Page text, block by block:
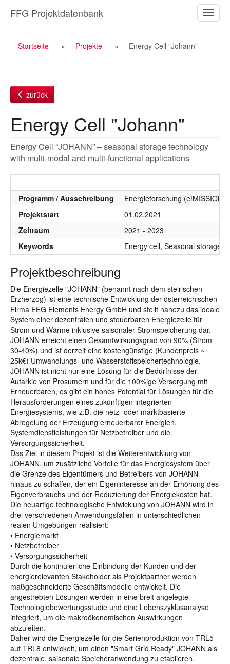
Inhalt
ein-/
FFG Projektdatenbank
Breadcrumb
Startseite Projekte Energy Cell "Johann"
zurück
Energy Cell "Johann"
Energy Cell “JOHANN” – seasonal storage technology
with multi-modal and multi-functional applications
Programm / Ausschreibung
Energieforschung
Projektstart
01.02.2021
Zeitraum
2021 - 2023
Keywords
Energy cell, Seasonal storage,
Projektbeschreibung
Die Energiezelle "JOHANN" (benannt nach dem steirischen
Erzherzog) ist eine technische Entwicklung der österreichischen
Firma EEG Elements Energy GmbH und stellt nahezu das ideale
System einer dezentralen und steuerbaren Energiezelle für
Strom und Wärme inklusive saisonaler Stromspeicherung dar.
JOHANN erreicht einen Gesamtwirkungsgrad von 90% (Strom
30-40%) und ist derzeit eine kostengünstige (Kundenpreis ~
25k€) Umwandlungs- und Wasserstoffspeichertechnologie.
JOHANN ist nicht nur eine Lösung für die Bedürfnisse der
Autarkie von Prosumern und für die 100%ige Versorgung mit
Erneuerbaren, es gibt ein hohes Potential für Lösungen für die
Herausforderungen eines zukünftigen integrierten
Energiesystems, wie z.B. die netz- oder marktbasierte
Abregelung der Erzeugung erneuerbarer Energien,
Systemdienstleistungen für Netzbetreiber und die
Versorgungssicherheit.
Das Ziel in diesem Projekt ist die Weiterentwicklung von
JOHANN, um zusätzliche Vorteile für das Energiesystem über
die Grenze des Eigentümers und Betreibers von JOHANN
hinaus zu schaffen, der ein Eigeninteresse an der Erhöhung des
Eigenverbrauchs und der Reduzierung der Energiekosten hat.
Die neuartige technologische Entwicklung von JOHANN wird in
drei verschiedenen Anwendungsfällen in unterschiedlichen
realen Umgebungen realisiert:
• Energiemarkt
• Netzbetreiber
• Versorgungssicherheit
Durch die kontinuierliche Einbindung der Kunden und der
energierelevanten Stakeholder als Projektpartner werden
maßgeschneiderte Geschäftsmodelle entwickelt. Die
angestrebten Lösungen werden in eine breit angelegte
Technologiebewertungsstudie und eine Lebenszyklusanalyse
integriert, um die makroökonomischen Auswirkungen
abzuleiten.
Daher wird die Energiezelle für die Serienproduktion von TRL5
auf TRL8 entwickelt, um einen "Smart Grid Ready" JOHANN als
dezentrale, saisonale Speicheranwendung zu etablieren.